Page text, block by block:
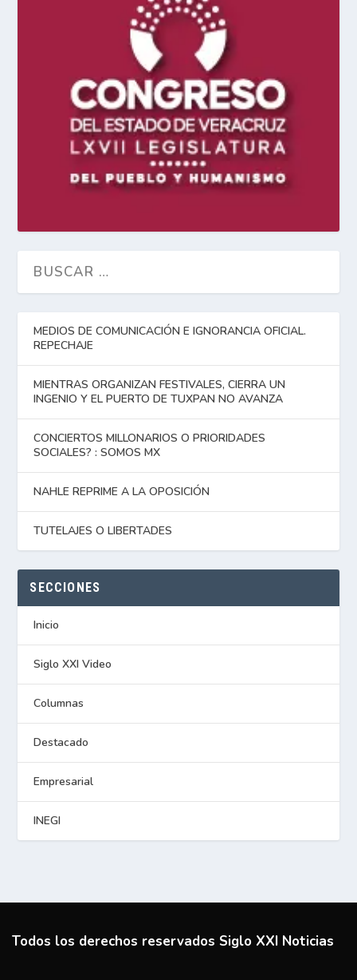
MEDIOS DE COMUNICACIÓN E IGNORANCIA OFICIAL.
REPECHAJE
MIENTRAS ORGANIZAN FESTIVALES, CIERRA UN
INGENIO Y EL PUERTO DE TUXPAN NO AVANZA
CONCIERTOS MILLONARIOS O PRIORIDADES
SOCIALES? : SOMOS MX
NAHLE REPRIME A LA OPOSICIÓN
TUTELAJES O LIBERTADES
SECCIONES
Inicio
Siglo XXI Video
Columnas
Destacado
Empresarial
INEGI
Todos los derechos reservados Siglo XXI Noticias